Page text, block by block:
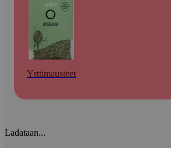
Yrttimausteet
Ladataan...